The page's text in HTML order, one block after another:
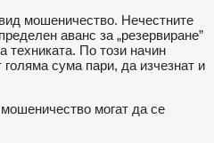
мошеничество. Нечестните
аванс за „резервиране”
техниката. По този начин
сума пари, да изчезнат и
могат да се